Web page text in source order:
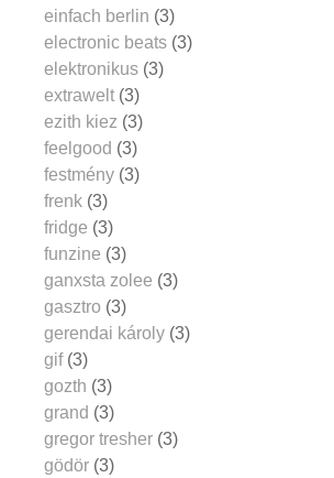
einfach berlin (3)
electronic beats (3)
elektronikus (3)
extrawelt (3)
ezith kiez (3)
feelgood (3)
festmény (3)
frenk (3)
fridge (3)
funzine (3)
ganxsta zolee (3)
gasztro (3)
gerendai károly (3)
gif (3)
gozth (3)
grand (3)
gregor tresher (3)
gödör (3)